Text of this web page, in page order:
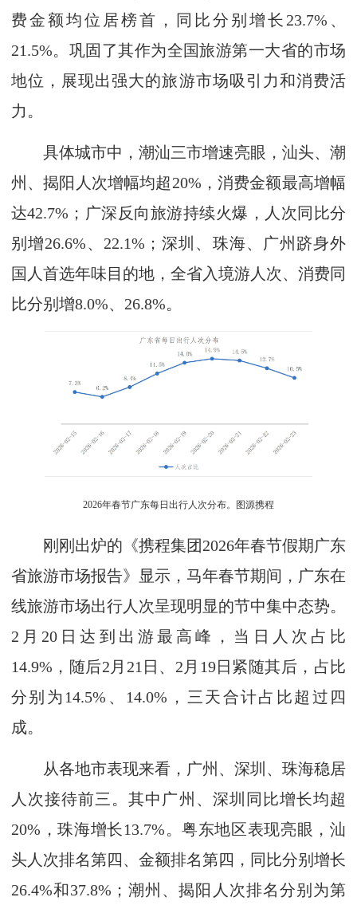
费金额均位居榜首，同比分别增长23.7%、
21.5%。巩固了其作为全国旅游第一大省的市场
地位，展现出强大的旅游市场吸引力和消费活
力。
具体城市中，潮汕三市增速亮眼，汕头、潮
州、揭阳人次增幅均超20%，消费金额最高增幅
达42.7%；广深反向旅游持续火爆，人次同比分
别增26.6%、22.1%；深圳、珠海、广州跻身外
国人首选年味目的地，全省入境游人次、消费同
比分别增8.0%、26.8%。
2026年春节广东每日出行人次分布。图源携程
刚刚出炉的《携程集团2026年春节假期广东
省旅游市场报告》显示，马年春节期间，广东在
线旅游市场出行人次呈现明显的节中集中态势。
2月20日达到出游最高峰，当日人次占比
14.9%，随后2月21日、2月19日紧随其后，占比
分别为14.5%、14.0%，三天合计占比超过四
成。
从各地市表现来看，广州、深圳、珠海稳居
人次接待前三。其中广州、深圳同比增长均超
20%，珠海增长13.7%。粤东地区表现亮眼，汕
头人次排名第四、金额排名第四，同比分别增长
26.4%和37.8%；潮州、揭阳人次排名分别为第